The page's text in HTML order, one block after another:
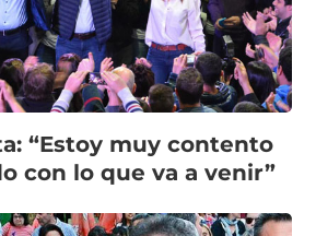
“Estoy muy contento
con lo que va a venir”